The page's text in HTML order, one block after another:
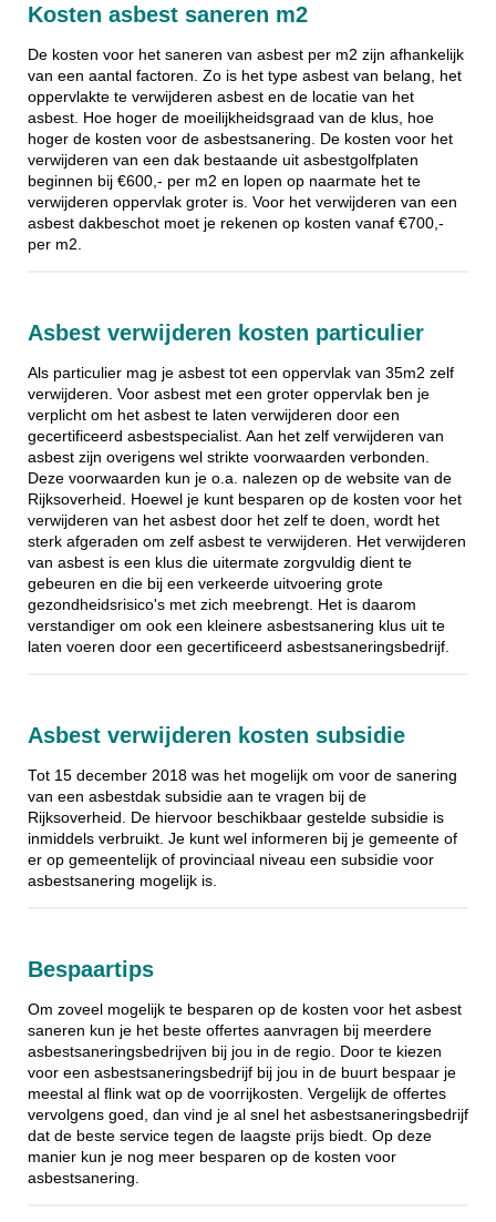
Kosten asbest saneren m2
De kosten voor het saneren van asbest per m2 zijn afhankelijk
van een aantal factoren. Zo is het type asbest van belang, het
oppervlakte te verwijderen asbest en de locatie van het
asbest. Hoe hoger de moeilijkheidsgraad van de klus, hoe
hoger de kosten voor de asbestsanering. De kosten voor het
verwijderen van een dak bestaande uit asbestgolfplaten
beginnen bij €600,- per m2 en lopen op naarmate het te
verwijderen oppervlak groter is. Voor het verwijderen van een
asbest dakbeschot moet je rekenen op kosten vanaf €700,-
per m2.
Asbest verwijderen kosten particulier
Als particulier mag je asbest tot een oppervlak van 35m2 zelf
verwijderen. Voor asbest met een groter oppervlak ben je
verplicht om het asbest te laten verwijderen door een
gecertificeerd asbestspecialist. Aan het zelf verwijderen van
asbest zijn overigens wel strikte voorwaarden verbonden.
Deze voorwaarden kun je o.a. nalezen op de website van de
Rijksoverheid. Hoewel je kunt besparen op de kosten voor het
verwijderen van het asbest door het zelf te doen, wordt het
sterk afgeraden om zelf asbest te verwijderen. Het verwijderen
van asbest is een klus die uitermate zorgvuldig dient te
gebeuren en die bij een verkeerde uitvoering grote
gezondheidsrisico's met zich meebrengt. Het is daarom
verstandiger om ook een kleinere asbestsanering klus uit te
laten voeren door een gecertificeerd asbestsaneringsbedrijf.
Asbest verwijderen kosten subsidie
Tot 15 december 2018 was het mogelijk om voor de sanering
van een asbestdak subsidie aan te vragen bij de
Rijksoverheid. De hiervoor beschikbaar gestelde subsidie is
inmiddels verbruikt. Je kunt wel informeren bij je gemeente of
er op gemeentelijk of provinciaal niveau een subsidie voor
asbestsanering mogelijk is.
Bespaartips
Om zoveel mogelijk te besparen op de kosten voor het asbest
saneren kun je het beste offertes aanvragen bij meerdere
asbestsaneringsbedrijven bij jou in de regio. Door te kiezen
voor een asbestsaneringsbedrijf bij jou in de buurt bespaar je
meestal al flink wat op de voorrijkosten. Vergelijk de offertes
vervolgens goed, dan vind je al snel het asbestsaneringsbedrijf
dat de beste service tegen de laagste prijs biedt. Op deze
manier kun je nog meer besparen op de kosten voor
asbestsanering.